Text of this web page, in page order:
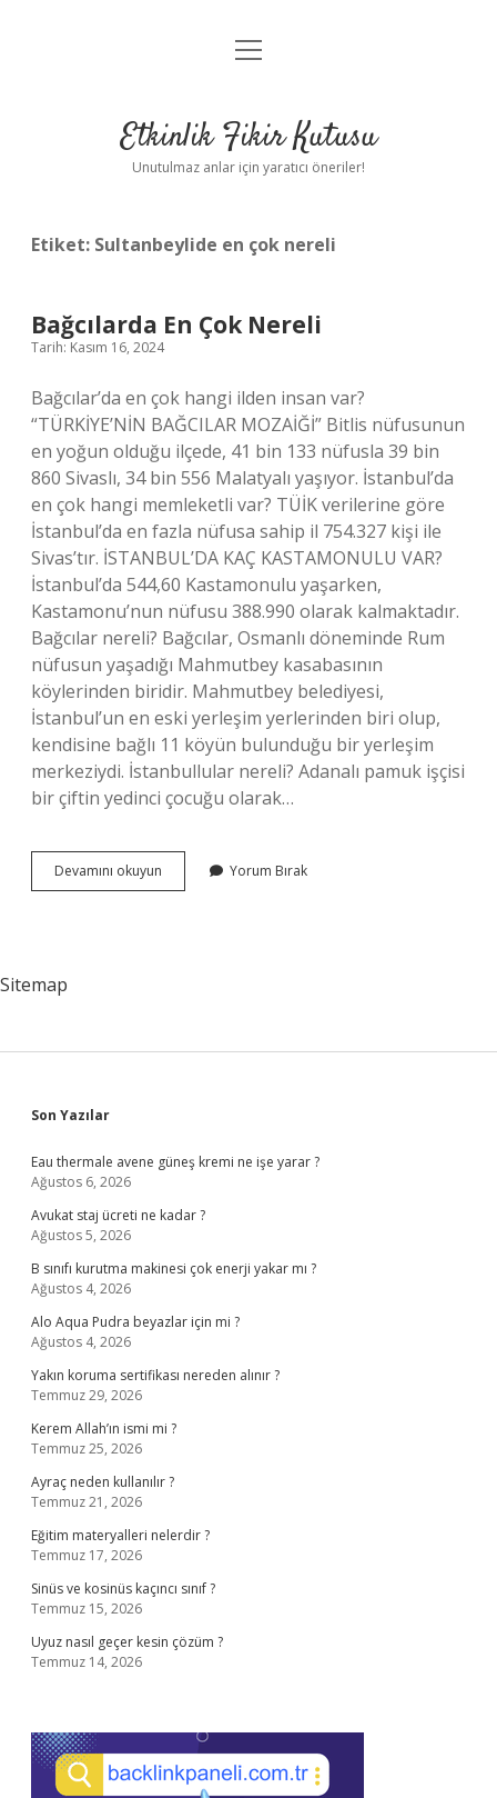
Anasayfa
Yasal Uyarı
menüyü
Etkinlik Fikir Kutusu
Unutulmaz anlar için yaratıcı öneriler!
Etiket: Sultanbeylide en çok nereli
Bağcılarda En Çok Nereli
Tarih: Kasım 16, 2024
Bağcılar’da en çok hangi ilden insan var?
“TÜRKİYE’NİN BAĞCILAR MOZAİĞİ” Bitlis nüfusunun
en yoğun olduğu ilçede, 41 bin 133 nüfusla 39 bin
860 Sivaslı, 34 bin 556 Malatyalı yaşıyor. İstanbul’da
en çok hangi memleketli var? TÜİK verilerine göre
İstanbul’da en fazla nüfusa sahip il 754.327 kişi ile
Sivas’tır. İSTANBUL’DA KAÇ KASTAMONULU VAR?
İstanbul’da 544,60 Kastamonulu yaşarken,
Kastamonu’nun nüfusu 388.990 olarak kalmaktadır.
Bağcılar nereli? Bağcılar, Osmanlı döneminde Rum
nüfusun yaşadığı Mahmutbey kasabasının
köylerinden biridir. Mahmutbey belediyesi,
İstanbul’un en eski yerleşim yerlerinden biri olup,
kendisine bağlı 11 köyün bulunduğu bir yerleşim
merkeziydi. İstanbullular nereli? Adanalı pamuk işçisi
bir çiftin yedinci çocuğu olarak…
Devamını okuyun Bağcılarda
En
Yorum Bırak
Sitemap
Sidebar
Son Yazılar
Eau thermale avene güneş kremi ne işe yarar ?
Ağustos 6, 2026
Avukat staj ücreti ne kadar ?
Ağustos 5, 2026
B sınıfı kurutma makinesi çok enerji yakar mı ?
Ağustos 4, 2026
Alo Aqua Pudra beyazlar için mi ?
Ağustos 4, 2026
Yakın koruma sertifikası nereden alınır ?
Temmuz 29, 2026
Kerem Allah’ın ismi mi ?
Temmuz 25, 2026
Ayraç neden kullanılır ?
Temmuz 21, 2026
Eğitim materyalleri nelerdir ?
Temmuz 17, 2026
Sinüs ve kosinüs kaçıncı sınıf ?
Temmuz 15, 2026
Uyuz nasıl geçer kesin çözüm ?
Temmuz 14, 2026